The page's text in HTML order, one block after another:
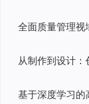
全面质量管理视
从制作到设计
基于深度学习的